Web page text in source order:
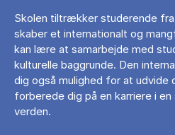
Skolen tiltrækker studerende
skaber et internationalt og
kan lære at samarbejde med
kulturelle baggrunde. Den
dig også mulighed for at udvide
forberede dig på en karriere i
verden.